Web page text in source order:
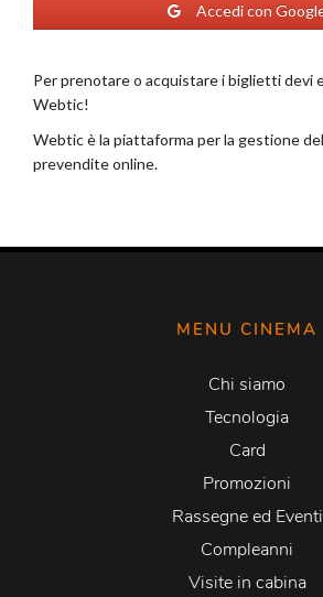
MENU CINEMA
Chi siamo
Tecnologia
Card
Promozioni
Rassegne ed Eventi
Compleanni
Visite in cabina